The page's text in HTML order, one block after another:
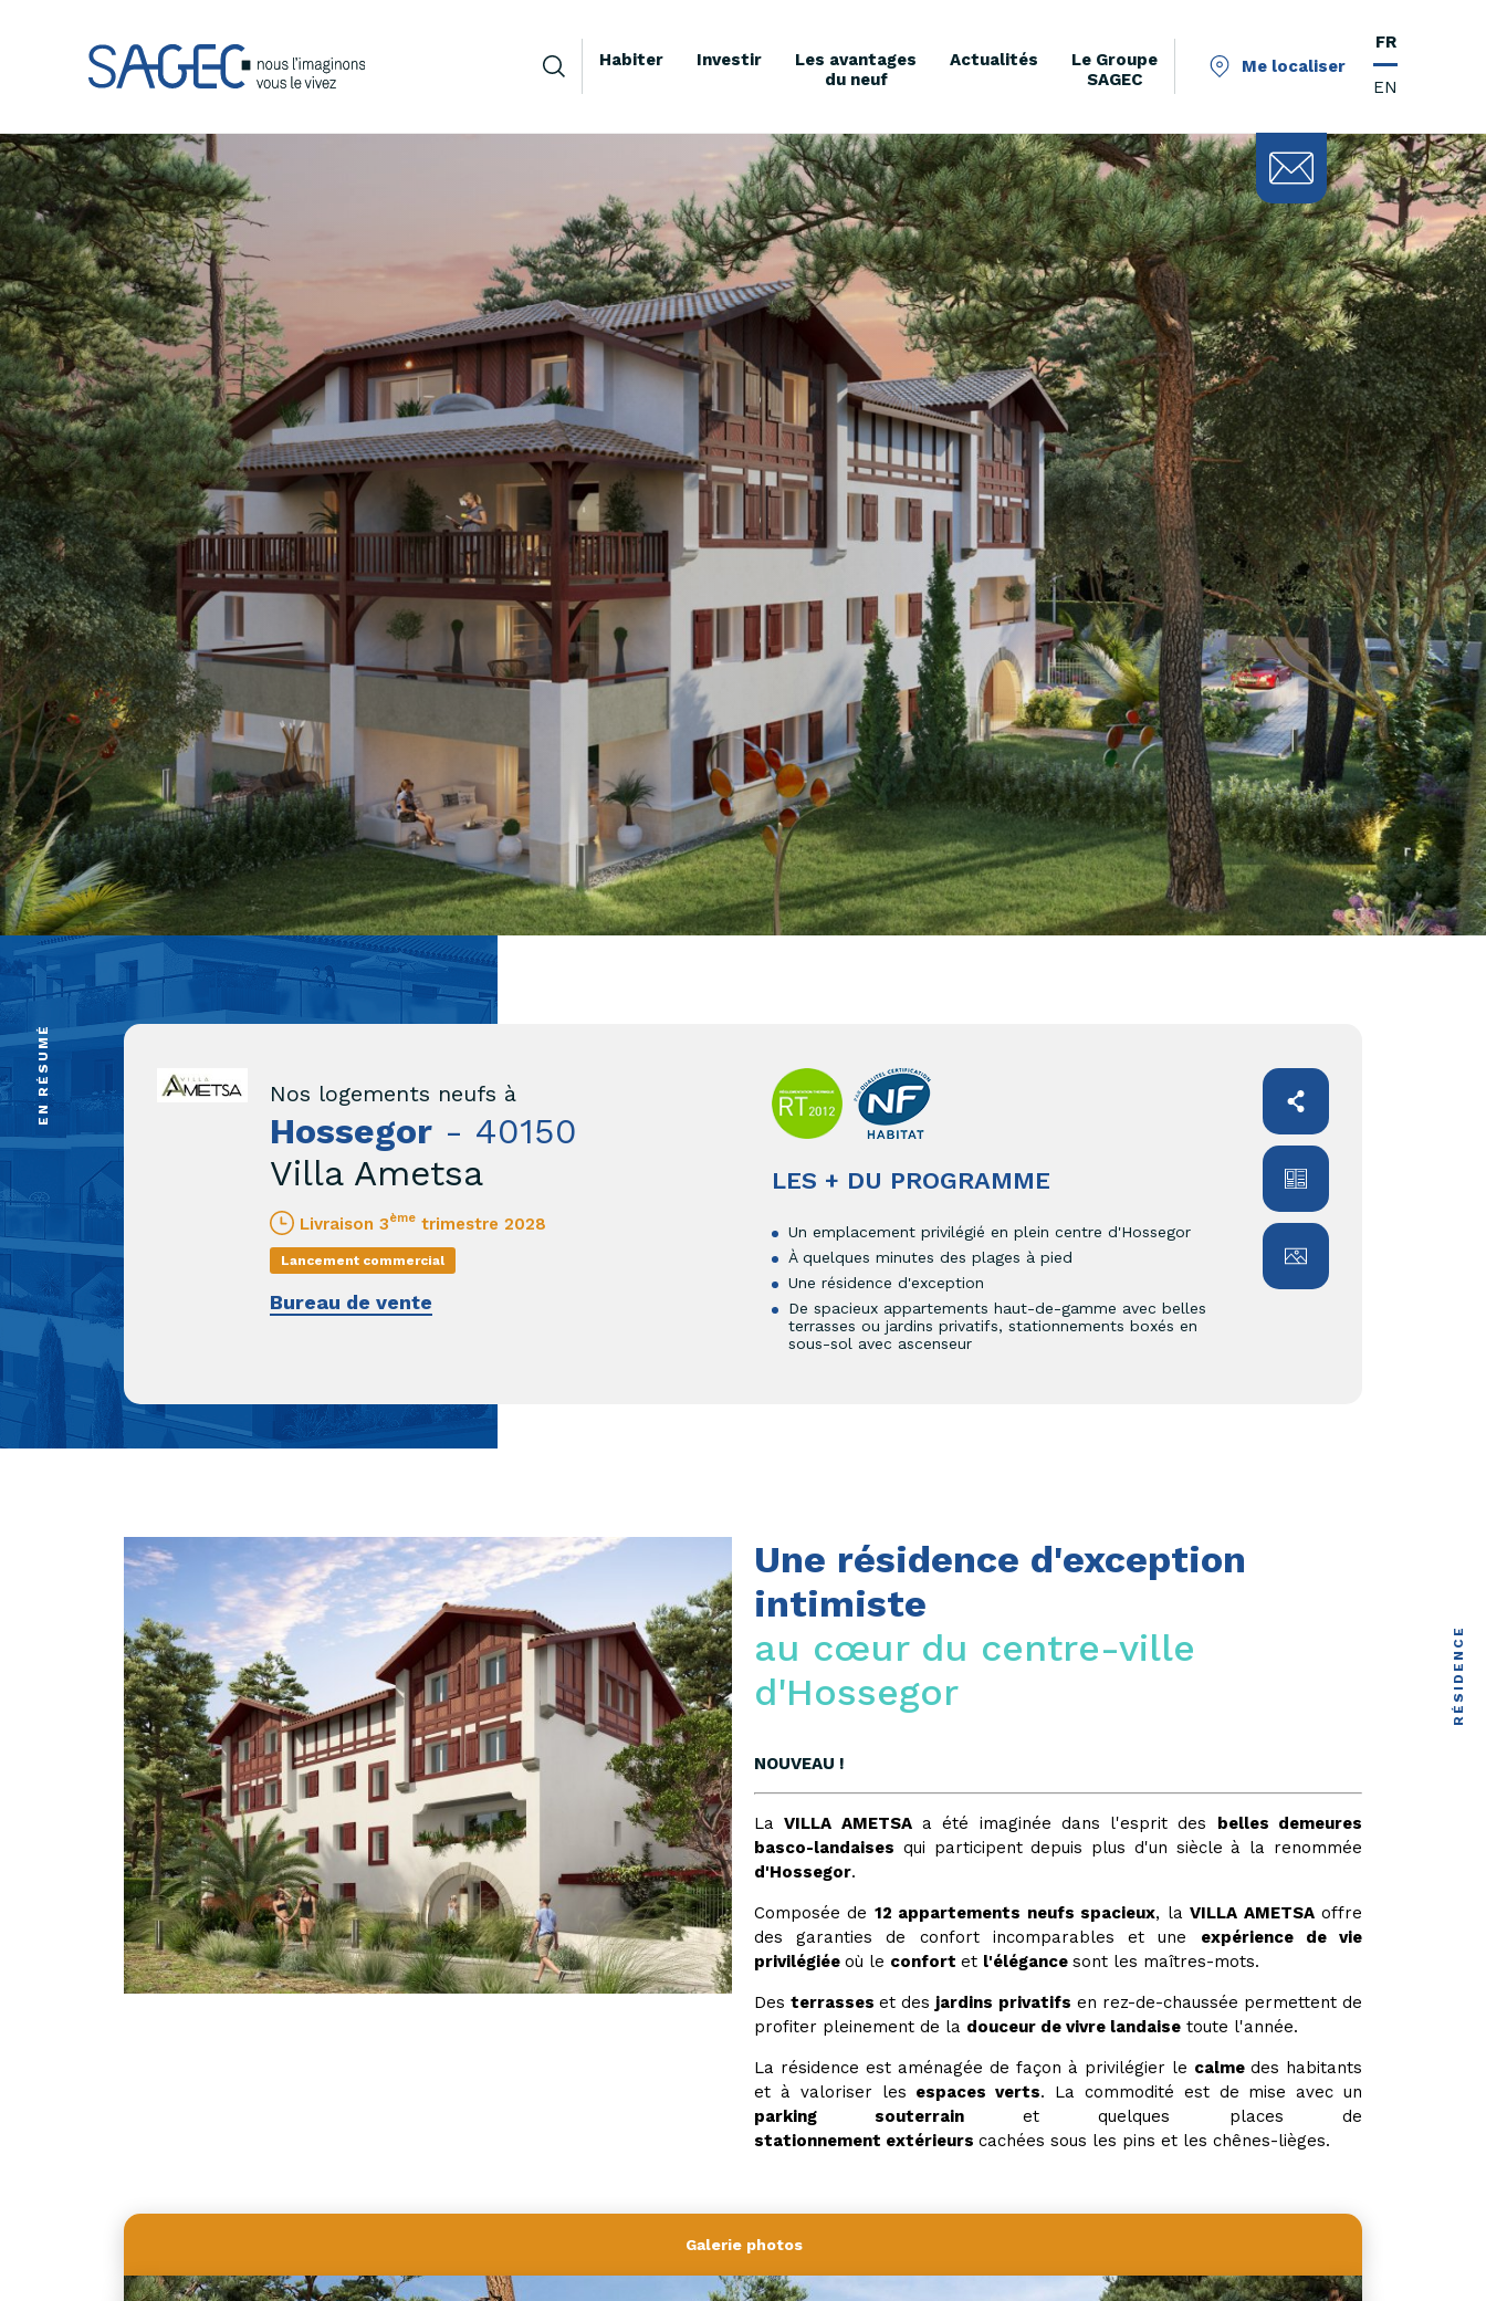
Habiter Investir
Les avantages
du neuf
Actualités
Le Groupe
SAGEC
Me localiser
FR
EN
EN RÉSUMÉ Nos logements neufs à
Hossegor- 40150
Villa Ametsa
Livraison 3èmetrimestre 2028
Lancement commercial
Bureau de vente
LES + DU PROGRAMME
Un emplacement privilégié en plein centre d'Hossegor
À quelques minutes des plages à pied
Une résidence d'exception
De spacieux appartements haut-de-gamme avec belles
terrasses ou jardins privatifs, stationnements boxés en
sous-sol avec ascenseur
RÉSIDENCE
Une résidence d'exception
intimiste
au cœur du centre-ville
d'Hossegor
NOUVEAU !
LaVILLA AMETSAa été imaginée dans l'esprit des belles demeures
basco-landaises qui participent depuis plus d'un siècle à la renommée
d'Hossegor.
Composée de 12 appartements neufs spacieux, laVILLA AMETSAoffre
des garanties de confort incomparables et une expérience de vie
privilégiée où le confort et l'élégance sont les maîtres-mots.
Desterrasseset des jardins privatifs en rez-de-chaussée permettent de
profiter pleinement de la douceur de vivre landaise toute l'année.
La résidence est aménagée de façon à privilégier le calme des habitants
et à valoriser les espaces verts. La commodité est de mise avec un
parking souterrain et quelques places de
stationnement extérieurs cachées sous les pins et les chênes-lièges.
Galerie photos